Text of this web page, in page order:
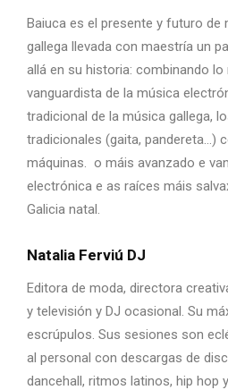
Baiuca es el presente y futuro de
gallega llevada con maestría un
allá en su historia: combinando
vanguardista de la música
tradicional de la música gallega,
tradicionales (gaita, pandereta…)
máquinas. o máis avanzado e
electrónica e as raíces máis
Galicia natal.
Natalia Ferviú DJ
Editora de moda, directora
y televisión y DJ ocasional. Su
escrúpulos. Sus sesiones son
al personal con descargas de
dancehall, ritmos latinos, hip hop